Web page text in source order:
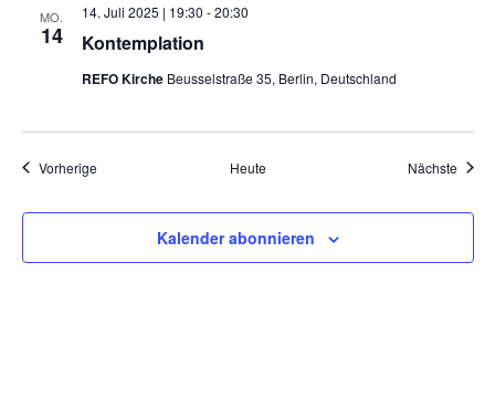
MO.
14 Kontemplation
14. Juli 2025 | 19:30 -20:30
REFO Kirche Beusselstraße 35, Berlin, Deutschland
VorherigeVeranstaltungen Heute Nächste
Kalender abonnieren